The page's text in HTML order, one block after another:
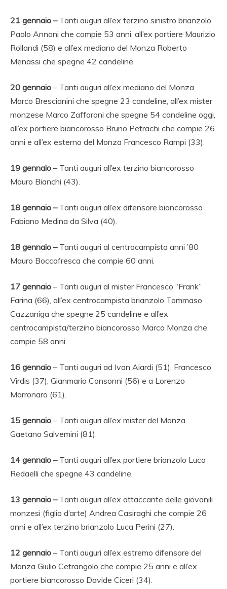
21 gennaio – Tanti auguri all’ex terzino sinistro brianzolo
Paolo Annoni che compie 53 anni, all’ex portiere Maurizio
Rollandi (58) e all’ex mediano del Monza Roberto
Menassi che spegne 42 candeline.
20 gennaio – Tanti auguri all’ex mediano del Monza
Marco Brescianini che spegne 23 candeline, all’ex mister
monzese Marco Zaffaroni che spegne 54 candeline oggi,
all’ex portiere biancorosso Bruno Petrachi che compie 26
anni e all’ex esterno del Monza Francesco Rampi (33).
19 gennaio – Tanti auguri all’ex terzino biancorosso
Mauro Bianchi (43).
18 gennaio – Tanti auguri all’ex difensore biancorosso
Fabiano Medina da Silva (40).
18 gennaio –Tanti auguri al centrocampista anni ’80
Mauro Boccafresca che compie 60 anni.
17 gennaio – Tanti auguri al mister Francesco “Frank”
Farina (66), all’ex centrocampista brianzolo Tommaso
Cazzaniga che spegne 25 candeline e all’ex
centrocampista/terzino biancorosso Marco Monza che
compie 58 anni.
16 gennaio – Tanti auguri ad Ivan Aiardi (51), Francesco
Virdis (37), Gianmario Consonni (56) e a Lorenzo
Marronaro (61).
15 gennaio – Tanti auguri all’ex mister del Monza
Gaetano Salvemini (81).
14 gennaio – Tanti auguri all’ex portiere brianzolo Luca
Redaelli che spegne 43 candeline.
13 gennaio – Tanti auguri all’ex attaccante delle giovanili
monzesi (figlio d’arte) Andrea Casiraghi che compie 26
anni e all’ex terzino brianzolo Luca Perini (27).
12 gennaio – Tanti auguri all’ex estremo difensore del
Monza Giulio Cetrangolo che compie 25 anni e all’ex
portiere biancorosso Davide Ciceri (34).